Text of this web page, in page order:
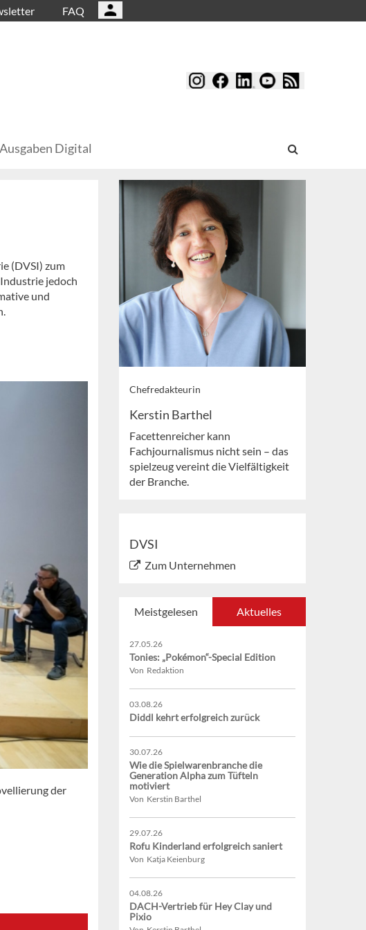
FAQ
Ausgaben Digital
(DVSI) zum
jedoch
und
der
Chefredakteurin
Kerstin Barthel
Facettenreicher kann
Fachjournalismus nicht sein – das
spielzeug vereint die Vielfältigkeit
der Branche.
DVSI
Zum Unternehmen
Meistgelesen Aktuelles
27.05.26
Tonies: „Pokémon“-Special Edition
Von Redaktion
03.08.26
Diddl kehrt erfolgreich zurück
30.07.26
Wie die Spielwarenbranche die
Generation Alpha zum Tüfteln
motiviert
Von Kerstin Barthel
29.07.26
Rofu Kinderland erfolgreich saniert
Von Katja Keienburg
04.08.26
DACH-Vertrieb für Hey Clay und
Pixio